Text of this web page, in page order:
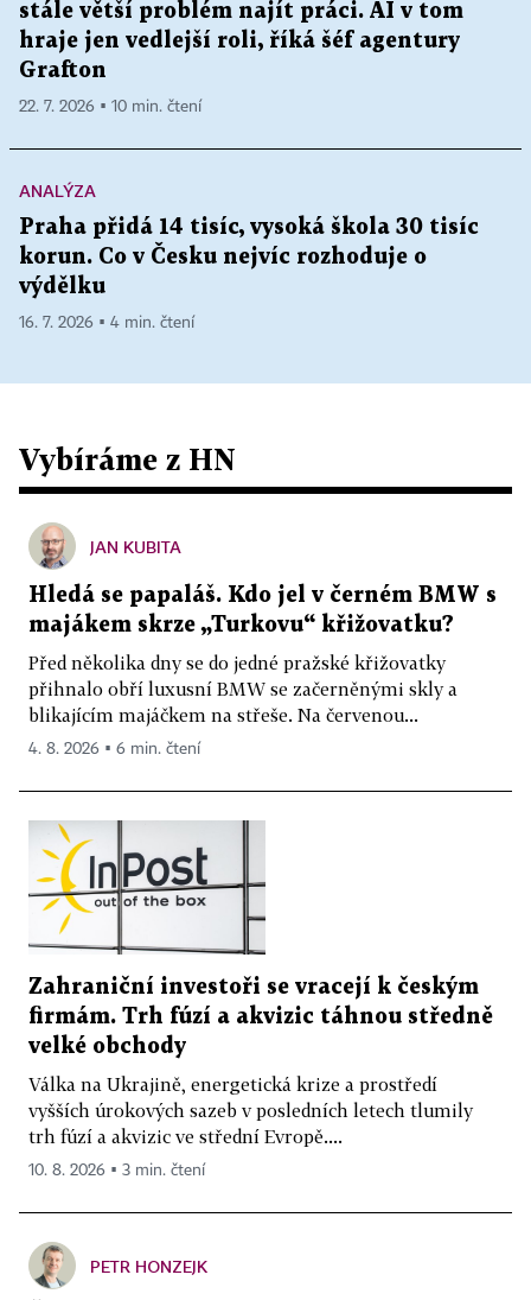
stále větší problém najít práci. AI v tom
hraje jen vedlejší roli, říká šéf agentury
Grafton
22. 7. 2026 ▪ 10 min. čtení
ANALÝZA
Praha přidá 14 tisíc, vysoká škola 30 tisíc
korun. Co v Česku nejvíc rozhoduje o
výdělku
16. 7. 2026 ▪ 4 min. čtení
Vybíráme z HN
JAN KUBITA
Hledá se papaláš. Kdo jel v černém BMW s
majákem skrze „Turkovu“ křižovatku?
Před několika dny se do jedné pražské křižovatky
přihnalo obří luxusní BMW se začerněnými skly a
blikajícím majáčkem na střeše. Na červenou...
4. 8. 2026 ▪ 6 min. čtení
Zahraniční investoři se vracejí k českým
firmám. Trh fúzí a akvizic táhnou středně
velké obchody
Válka na Ukrajině, energetická krize a prostředí
vyšších úrokových sazeb v posledních letech tlumily
trh fúzí a akvizic ve střední Evropě....
10. 8. 2026 ▪ 3 min. čtení
PETR HONZEJK